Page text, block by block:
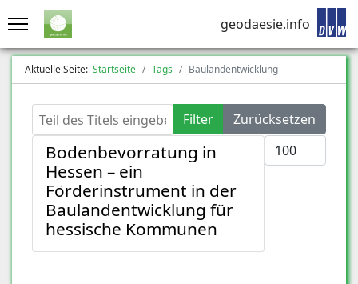
geodaesie.info
Aktuelle Seite: Startseite Tags Baulandentwicklung
Teil des Titels eingeben Filter
Zurücksetzen
Anzeige #
Bodenbevorratung in
Hessen – ein
Förderinstrument in der
Baulandentwicklung für
hessische Kommunen